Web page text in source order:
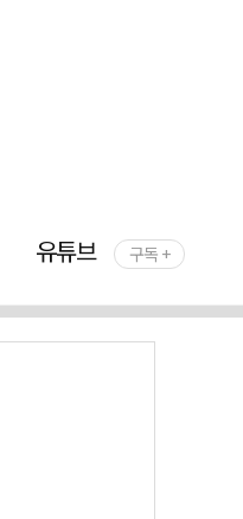
유튜브 구독 +